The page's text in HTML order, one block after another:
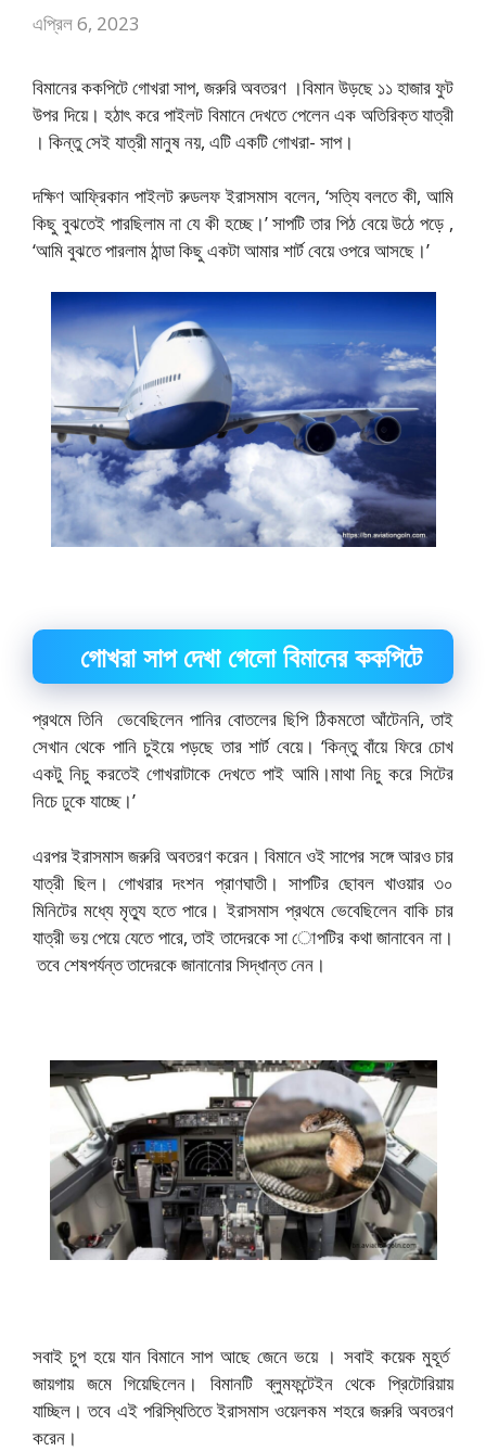
এপ্রিল 6, 2023
বিমানের ককপিটে গোখরা সাপ, জরুরি অবতরণ ।বিমান উড়ছে ১১ হাজার ফুট
উপর দিয়ে। হঠাৎ করে পাইলট বিমানে দেখতে পেলেন এক অতিরিক্ত যাত্রী
। কিন্তু সেই যাত্রী মানুষ নয়, এটি একটি গোখরা- সাপ।
দক্ষিণ আফ্রিকান পাইলট রুডলফ ইরাসমাস বলেন, ‘সত্যি বলতে কী, আমি
কিছু বুঝতেই পারছিলাম না যে কী হচ্ছে।’ সাপটি তার পিঠ বেয়ে উঠে পড়ে ,
‘আমি বুঝতে পারলাম ঠান্ডা কিছু একটা আমার শার্ট বেয়ে ওপরে আসছে।’
গোখরা সাপ দেখা গেলো বিমানের ককপিটে
প্রথমে তিনি ভেবেছিলেন পানির বোতলের ছিপি ঠিকমতো আঁটেননি, তাই
সেখান থেকে পানি চুইয়ে পড়ছে তার শার্ট বেয়ে। ‘কিন্তু বাঁয়ে ফিরে চোখ
একটু নিচু করতেই গোখরাটাকে দেখতে পাই আমি।মাথা নিচু করে সিটের
নিচে ঢুকে যাচ্ছে।’
এরপর ইরাসমাস জরুরি অবতরণ করেন। বিমানে ওই সাপের সঙ্গে আরও চার
যাত্রী ছিল। গোখরার দংশন প্রাণঘাতী। সাপটির ছোবল খাওয়ার ৩০
মিনিটের মধ্যে মৃত্যু হতে পারে। ইরাসমাস প্রথমে ভেবেছিলেন বাকি চার
যাত্রী ভয় পেয়ে যেতে পারে, তাই তাদেরকে সা োপটির কথা জানাবেন না।
তবে শেষপর্যন্ত তাদেরকে জানানোর সিদ্ধান্ত নেন।
সবাই চুপ হয়ে যান বিমানে সাপ আছে জেনে ভয়ে । সবাই কয়েক মুহূর্ত
জায়গায় জমে গিয়েছিলেন। বিমানটি ব্লুমফন্টেইন থেকে প্রিটোরিয়ায়
যাচ্ছিল। তবে এই পরিস্থিতিতে ইরাসমাস ওয়েলকম শহরে জরুরি অবতরণ
করেন।